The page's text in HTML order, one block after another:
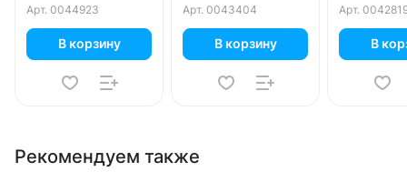
Арт. 0044923
В корзину
Арт. 0043404
В корзину
Арт.
В
Рекомендуем также